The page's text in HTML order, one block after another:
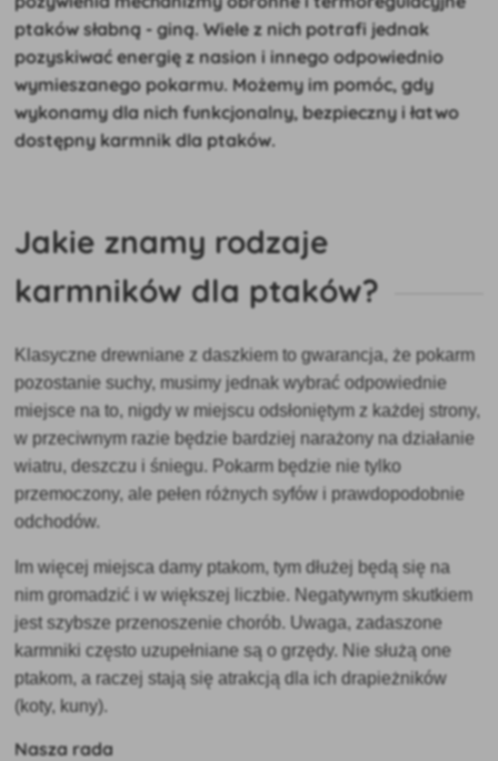
ptaków słabną - giną. Wiele z nich potrafi jednak
pozyskiwać energię z nasion i innego odpowiednio
wymieszanego pokarmu. Możemy im pomóc, gdy
wykonamy dla nich funkcjonalny, bezpieczny i łatwo
dostępny karmnik dla ptaków.
Jakie znamy rodzaje
karmników dla ptaków?
Klasyczne drewniane z daszkiem to gwarancja, że pokarm
pozostanie suchy, musimy jednak wybrać odpowiednie
miejsce na to, nigdy w miejscu odsłoniętym z każdej strony,
w przeciwnym razie będzie bardziej narażony na działanie
wiatru, deszczu i śniegu. Pokarm będzie nie tylko
przemoczony, ale pełen różnych syfów i prawdopodobnie
odchodów.
Im więcej miejsca damy ptakom, tym dłużej będą się na
nim gromadzić i w większej liczbie. Negatywnym skutkiem
jest szybsze przenoszenie chorób. Uwaga, zadaszone
karmniki często uzupełniane są o grzędy. Nie służą one
ptakom, a raczej stają się atrakcją dla ich drapieżników
(koty, kuny).
Nasza rada